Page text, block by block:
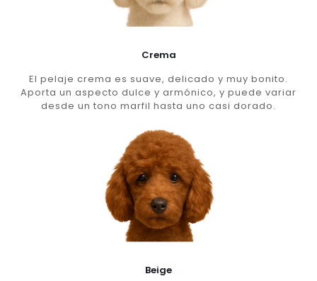
Crema
El pelaje crema es suave, delicado y muy bonito.
Aporta un aspecto dulce y armónico, y puede variar
desde un tono marfil hasta uno casi dorado.
Beige